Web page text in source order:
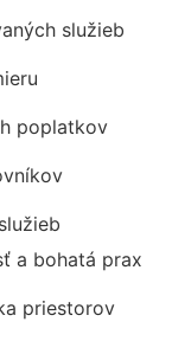
služieb
poplatkov
a bohatá prax
priestorov